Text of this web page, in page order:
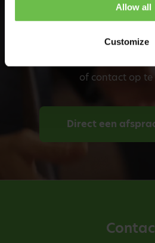
Allow all
Customize
Meer informatie of een
onze collega's?
of contact op te
Direct een